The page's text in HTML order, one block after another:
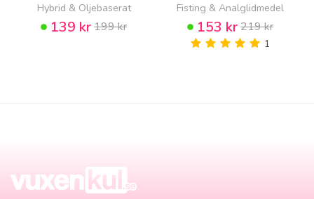
Hybrid & Oljebaserat
139 kr199 kr
Fisting & Analglidmedel
153 kr219 kr
1